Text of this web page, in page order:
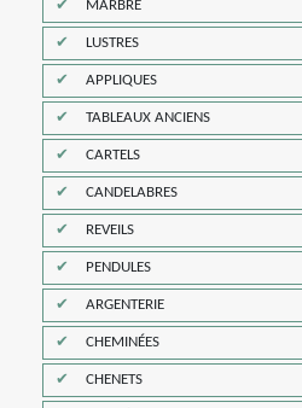
MARBRE
LUSTRES
APPLIQUES
TABLEAUX ANCIENS
CARTELS
CANDELABRES
REVEILS
PENDULES
ARGENTERIE
CHEMINÉES
CHENETS